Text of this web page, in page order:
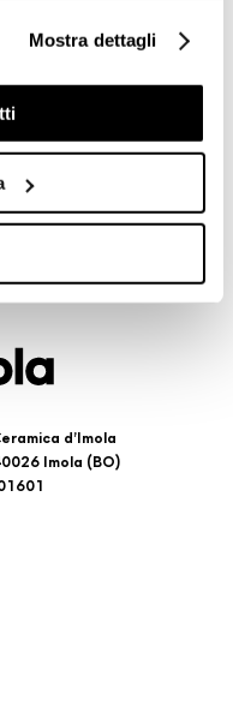
sono utilizzati, solo
le tue abitudini di
pubblicitari mirati, in
uno dei bottoni sotto
visionando
del presente
soli cookie tecnici ed
in qualsiasi momento,
Mostra dettagli
d’Imola
Imola (BO)